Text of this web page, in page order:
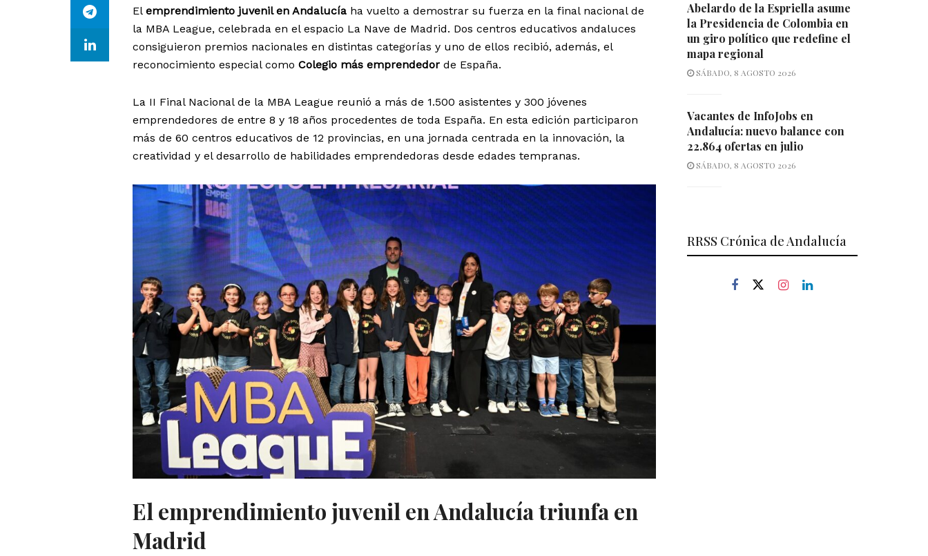
El emprendimiento juvenil en Andalucía ha vuelto a demostrar su fuerza en la final nacional de
la MBA League, celebrada en el espacio La Nave de Madrid. Dos centros educativos andaluces
consiguieron premios nacionales en distintas categorías y uno de ellos recibió, además, el
reconocimiento especial como Colegio más emprendedor de España.
La II Final Nacional de la MBA League reunió a más de 1.500 asistentes y 300 jóvenes
emprendedores de entre 8 y 18 años procedentes de toda España. En esta edición participaron
más de 60 centros educativos de 12 provincias, en una jornada centrada en la innovación, la
creatividad y el desarrollo de habilidades emprendedoras desde edades tempranas.
El emprendimiento juvenil en Andalucía triunfa en
Madrid
Abelardo de la Espriella asume
la Presidencia de Colombia en
un giro político que redefine el
mapa regional
SÁBADO, 8 AGOSTO 2026
Vacantes de InfoJobs en
Andalucía: nuevo balance con
22.864 ofertas en julio
SÁBADO, 8 AGOSTO 2026
RRSS Crónica de Andalucía